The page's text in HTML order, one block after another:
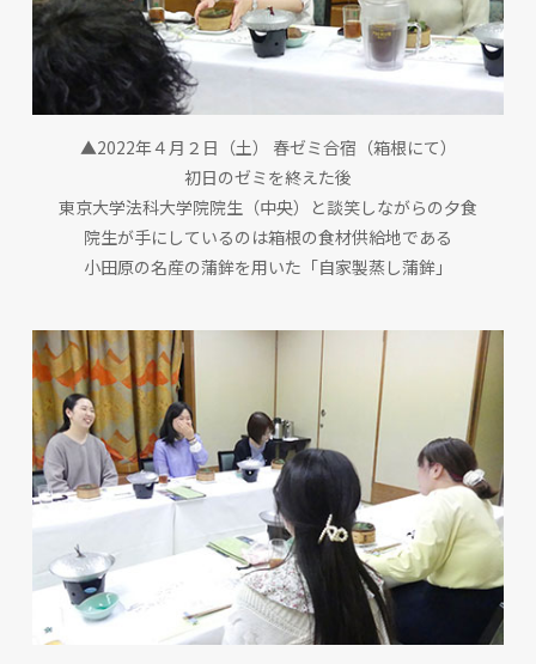
▲2022年４月２日（土） 春ゼミ合宿（箱根にて）
初日のゼミを終えた後
東京大学法科大学院院生（中央）と談笑しながらの夕食
院生が手にしているのは箱根の食材供給地である
小田原の名産の蒲鉾を用いた「自家製蒸し蒲鉾」